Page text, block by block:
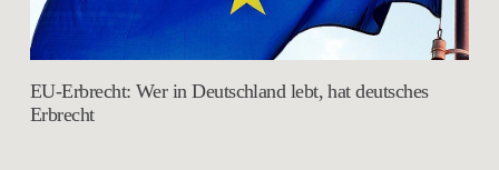
EU-Erbrecht: Wer in Deutschland lebt, hat deutsches
Erbrecht